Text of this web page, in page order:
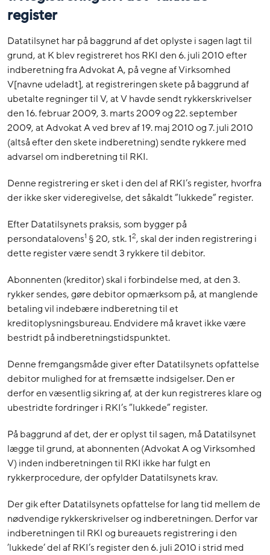
register
Datatilsynet har på baggrund af det oplyste i sagen lagt til
grund, at K blev registreret hos RKI den 6. juli 2010 efter
indberetning fra Advokat A, på vegne af Virksomhed
V[navne udeladt], at registreringen skete på baggrund af
ubetalte regninger til V, at V havde sendt rykkerskrivelser
den 16. februar 2009, 3. marts 2009 og 22. september
2009, at Advokat A ved brev af 19. maj 2010 og 7. juli 2010
(altså efter den skete indberetning) sendte rykkere med
advarsel om indberetning til RKI.
Denne registrering er sket i den del af RKI’s register, hvorfra
der ikke sker videregivelse, det såkaldt ”lukkede” register.
Efter Datatilsynets praksis, som bygger på
persondatalovens1 § 20, stk. 12, skal der inden registrering i
dette register være sendt 3 rykkere til debitor.
Abonnenten (kreditor) skal i forbindelse med, at den 3.
rykker sendes, gøre debitor opmærksom på, at manglende
betaling vil indebære indberetning til et
kreditoplysningsbureau. Endvidere må kravet ikke være
bestridt på indberetningstidspunktet.
Denne fremgangsmåde giver efter Datatilsynets opfattelse
debitor mulighed for at fremsætte indsigelser. Den er
derfor en væsentlig sikring af, at der kun registreres klare og
ubestridte fordringer i RKI’s ”lukkede” register.
På baggrund af det, der er oplyst til sagen, må Datatilsynet
lægge til grund, at abonnenten (Advokat A og Virksomhed
V) inden indberetningen til RKI ikke har fulgt en
rykkerprocedure, der opfylder Datatilsynets krav.
Der gik efter Datatilsynets opfattelse for lang tid mellem de
nødvendige rykkerskrivelser og indberetningen. Derfor var
indberetningen til RKI og bureauets registrering i den
’lukkede’ del af RKI’s register den 6. juli 2010 i strid med